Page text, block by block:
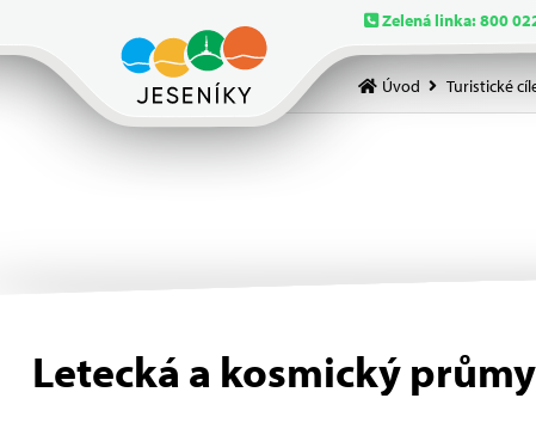
Zelená linka: 800
Úvod Turistické
Letecká a kosmický